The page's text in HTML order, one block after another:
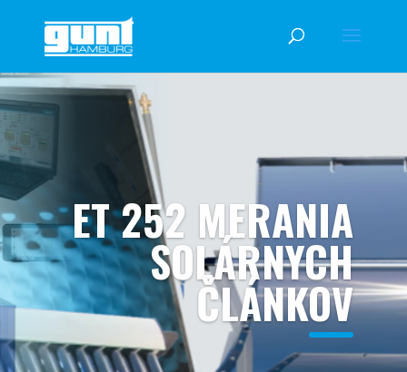
ET 252 MERANIA
SOLÁRNYCH
ČLÁNKOV